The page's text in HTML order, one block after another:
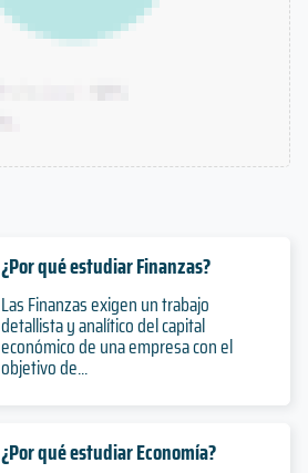
¿Por qué estudiar Finanzas?
Las Finanzas exigen un trabajo
detallista y analítico del capital
económico de una empresa con el
objetivo de...
¿Por qué estudiar Economía?